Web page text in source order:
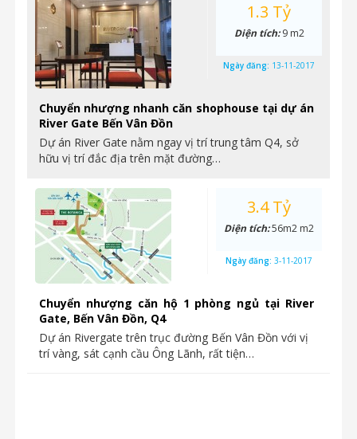
Chuyển nhượng nhanh căn shophouse tại dự án
River Gate Bến Vân Đồn
Dự án River Gate nằm ngay vị trí trung tâm Q4, sở
hữu vị trí đắc địa trên mặt đường…
1.3 Tỷ
Diện tích:9 m2
Ngày đăng: 13-11-2017
Chuyển nhượng căn hộ 1 phòng ngủ tại River
Gate, Bến Vân Đồn, Q4
Dự án Rivergate trên trục đường Bến Vân Đồn với vị
trí vàng, sát cạnh cầu Ông Lãnh, rất tiện…
3.4 Tỷ
Diện tích:56m2 m2
Ngày đăng: 3-11-2017